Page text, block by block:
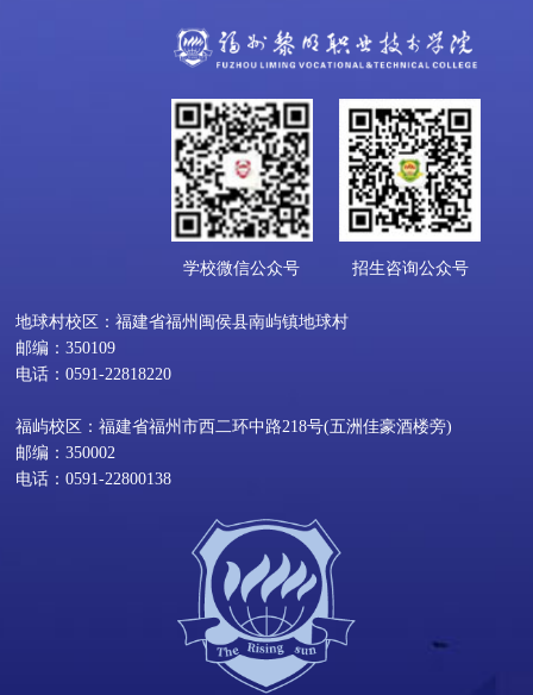
学校微信公众号 招生咨询公众号
地球村校区：福建省福州闽侯县南屿镇地球村
邮编：350109
电话：0591-22818220
福屿校区：福建省福州市西二环中路218号(五洲佳豪酒楼旁)
邮编：350002
电话：0591-22800138